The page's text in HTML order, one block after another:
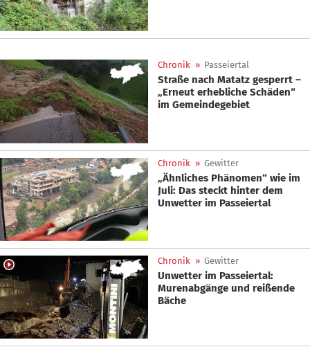
Chronik » Passeiertal
Straße nach Matatz gesperrt –
„Erneut erhebliche Schäden“
im Gemeindegebiet
Chronik » Gewitter
„Ähnliches Phänomen“ wie im
Juli: Das steckt hinter dem
Unwetter im Passeiertal
Chronik » Gewitter
Unwetter im Passeiertal:
Murenabgänge und reißende
Bäche